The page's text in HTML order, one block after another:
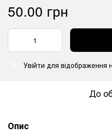
50.00 грн
Увійти для відображення
До
Опис